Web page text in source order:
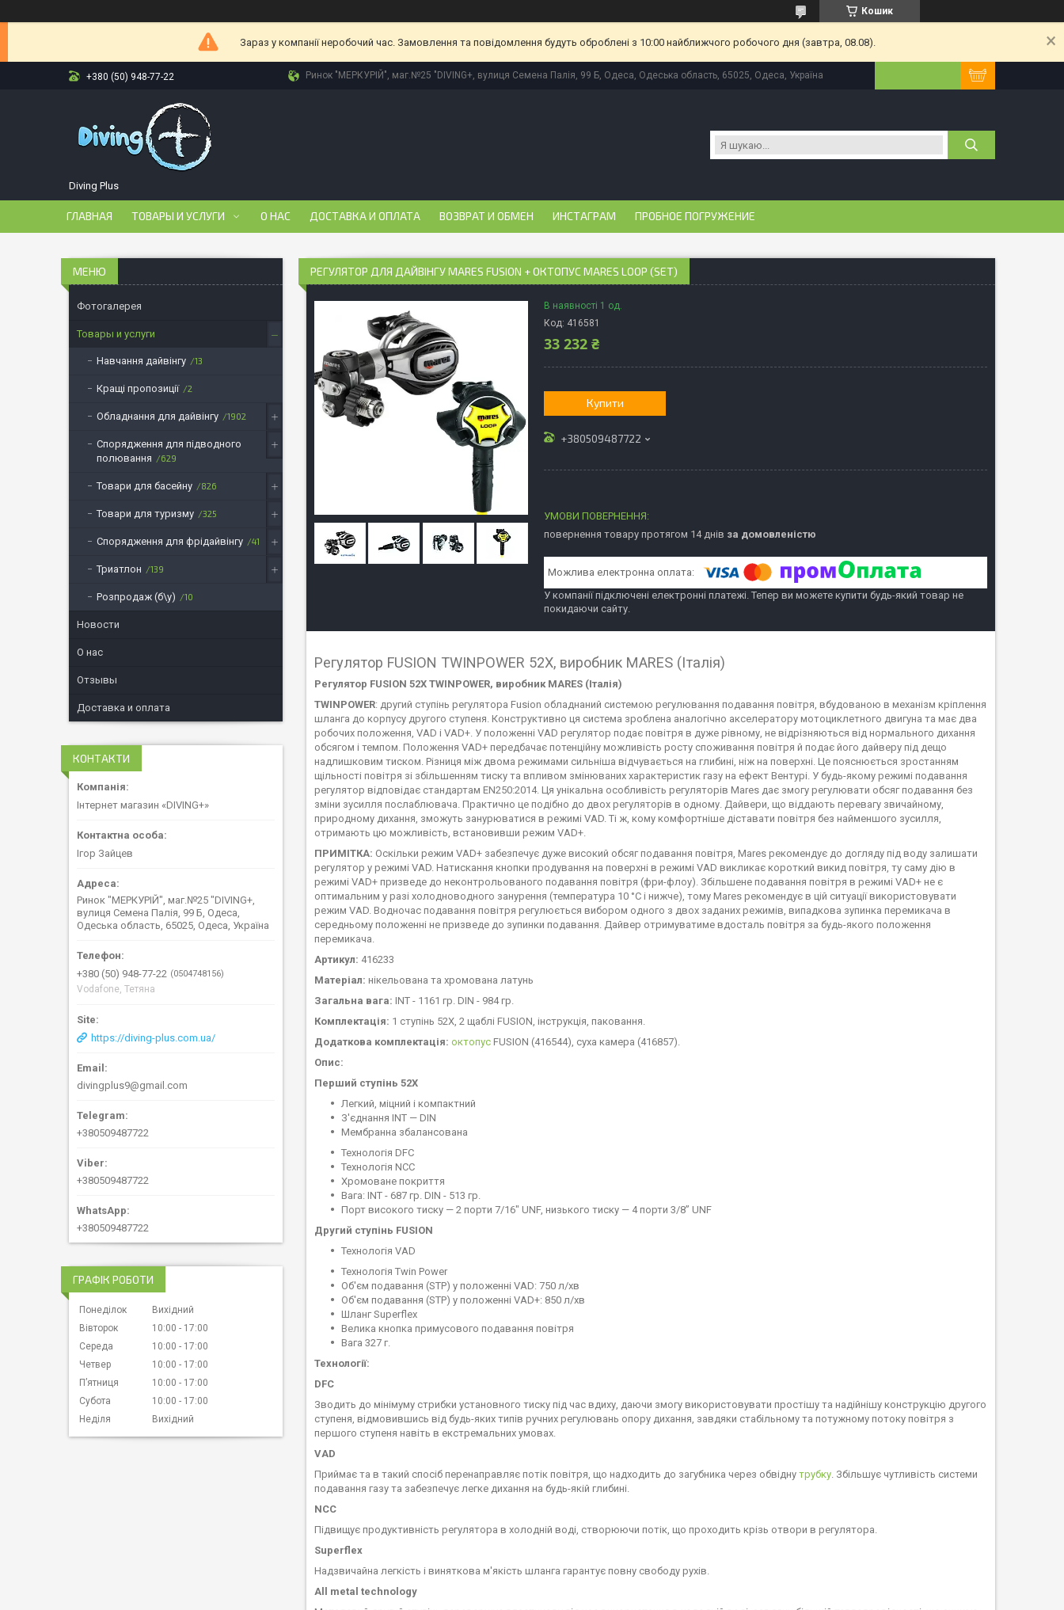
Кошик
Зараз у компанії неробочий час. Замовлення та повідомлення будуть оброблені з 10:00 найближчого робочого дня (завтра, 08.08).
+380 (50) 948-77-22 Ринок "МЕРКУРІЙ", маг.№25 "DIVING+, вулиця Семена Палія, 99 Б, Одеса, Одеська область, 65025, Одеса, Україна
Diving Plus
ГЛАВНАЯ ТОВАРЫ И УСЛУГИ О НАС ДОСТАВКА И ОПЛАТА ВОЗВРАТ И ОБМЕН ИНСТАГРАМ ПРОБНОЕ ПОГРУЖЕНИЕ
РЕГУЛЯТОР ДЛЯ ДАЙВІНГУ MARES FUSION + ОКТОПУС MARES LOOP (SET)
В наявності 1 од.
Код: 416581
33 232 ₴
Купити
+380509487722
повернення товару протягом 14 днів за домовленістю
У компанії підключені електронні платежі. Тепер ви можете купити будь-який товар не
покидаючи сайту.
Регулятор FUSION TWINPOWER 52X, виробник MARES (Італія)
Регулятор FUSION 52X TWINPOWER, виробник MARES (Італія)
TWINPOWER: другий ступінь регулятора Fusion обладнаний системою регулювання подавання повітря, вбудованою в механізм кріплення
шланга до корпусу другого ступеня. Конструктивно ця система зроблена аналогічно акселератору мотоциклетного двигуна та має два
робочих положення, VAD і VAD+. У положенні VAD регулятор подає повітря в дуже рівному, не відрізняються від нормального дихання
обсягом і темпом. Положення VAD+ передбачає потенційну можливість росту споживання повітря й подає його дайверу під дещо
надлишковим тиском. Різниця між двома режимами сильніша відчувається на глибині, ніж на поверхні. Це пояснюється зростанням
щільності повітря зі збільшенням тиску та впливом змінюваних характеристик газу на ефект Вентурі. У будь-якому режимі подавання
регулятор відповідає стандартам EN250:2014. Ця унікальна особливість регуляторів Mares дає змогу регулювати обсяг подавання без
зміни зусилля послаблювача. Практично це подібно до двох регуляторів в одному. Дайвери, що віддають перевагу звичайному,
природному дихання, зможуть занурюватися в режимі VAD. Ті ж, кому комфортніше діставати повітря без найменшого зусилля,
отримають цю можливість, встановивши режим VAD+.
ПРИМІТКА: Оскільки режим VAD+ забезпечує дуже високий обсяг подавання повітря, Mares рекомендує до догляду під воду залишати
регулятор у режимі VAD. Натискання кнопки продування на поверхні в режимі VAD викликає короткий викид повітря, ту саму дію в
режимі VAD+ призведе до неконтрольованого подавання повітря (фри-флоу). Збільшене подавання повітря в режимі VAD+ не є
оптимальним у разі холодноводного занурення (температура 10 °C і нижче), тому Mares рекомендує в цій ситуації використовувати
режим VAD. Водночас подавання повітря регулюється вибором одного з двох заданих режимів, випадкова зупинка перемикача в
середньому положенні не призведе до зупинки подавання. Дайвер отримуватиме вдосталь повітря за будь-якого положення
перемикача.
Артикул: 416233
Матеріал: нікельована та хромована латунь
Загальна вага: INT - 1161 гр. DIN - 984 гр.
Комплектація: 1 ступінь 52X, 2 щаблі FUSION, інструкція, паковання.
Додаткова комплектація: октопус FUSION (416544), суха камера (416857).
Опис:
Перший ступінь 52Х
Легкий, міцний і компактний
З'єднання INT — DIN
Мембранна збалансована
Технологія DFC
Технологія NCC
Хромоване покриття
Вага: INT - 687 гр. DIN - 513 гр.
Порт високого тиску — 2 порти 7/16" UNF, низького тиску — 4 порти 3/8” UNF
Другий ступінь FUSION
Технологія VAD
Технологія Twin Power
Об'єм подавання (STP) у положенні VAD: 750 л/хв
Об'єм подавання (STP) у положенні VAD+: 850 л/хв
Шланг Superflex
Велика кнопка примусового подавання повітря
Вага 327 г.
Технології:
DFC
Зводить до мінімуму стрибки установного тиску під час вдиху, даючи змогу використовувати простішу та надійнішу конструкцію другого
ступеня, відмовившись від будь-яких типів ручних регулювань опору дихання, завдяки стабільному та потужному потоку повітря з
першого ступеня навіть в екстремальних умовах.
VAD
Приймає та в такий спосіб перенаправляє потік повітря, що надходить до загубника через обвідну трубку . Збільшує чутливість системи
подавання газу та забезпечує легке дихання на будь-якій глибині.
NCC
Підвищує продуктивність регулятора в холодній воді, створюючи потік, що проходить крізь отвори в регулятора.
Superflex
Надзвичайна легкість і виняткова м'якість шланга гарантує повну свободу рухів.
All metal technology
Фотогалерея
Товары и услуги
Навчання дайвінгу 13
Кращі пропозиції 2
Обладнання для дайвінгу 1902
Спорядження для підводного
полювання
629
Товари для басейну 826
Товари для туризму 325
Спорядження для фрідайвінгу 41
Триатлон 139
Розпродаж (б\у) 10
Новости
О нас
Отзывы
Доставка и оплата
КОНТАКТИ
Інтернет магазин «DIVING+»
Ігор Зайцев
Ринок "МЕРКУРІЙ", маг.№25 "DIVING+,
вулиця Семена Палія, 99 Б, Одеса,
Одеська область, 65025, Одеса, Україна
+380 (50) 948-77-22 0504748156
Vodafone, Тетяна
https://diving-plus.com.ua/
divingplus9@gmail.com
+380509487722
+380509487722
+380509487722
ГРАФІК РОБОТИ
Понеділок
Вихідний
Вівторок
10:00
17:00
Середа
10:00
17:00
Четвер
10:00
17:00
Пʼятниця
10:00
17:00
Субота
10:00
17:00
Неділя
Вихідний